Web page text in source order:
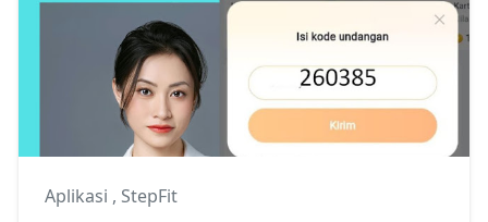
Aplikasi , StepFit